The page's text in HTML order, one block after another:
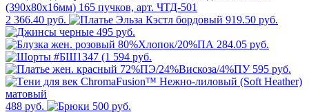
2 366.40 руб.
919.50 руб.
495 руб.
284.05 руб.
594 руб.
595 руб.
488 руб. 500 руб.